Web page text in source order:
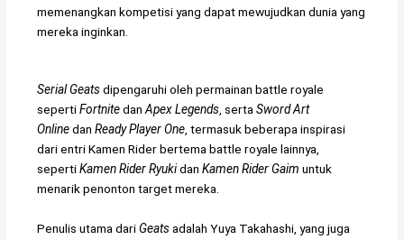
memenangkan kompetisi yang dapat mewujudkan dunia yang
mereka inginkan.
Serial Geatsdipengaruhi oleh permainan battle royale
sepertiFortnitedanApex Legends , sertaSword Art
OnlinedanReady Player One , termasuk beberapa inspirasi
dari entri Kamen Rider bertema battle royale lainnya,
sepertiKamen Rider RyukidanKamen Rider Gaim untuk
menarik penonton target mereka.
Penulis utama dariGeatsadalah Yuya Takahashi, yang juga